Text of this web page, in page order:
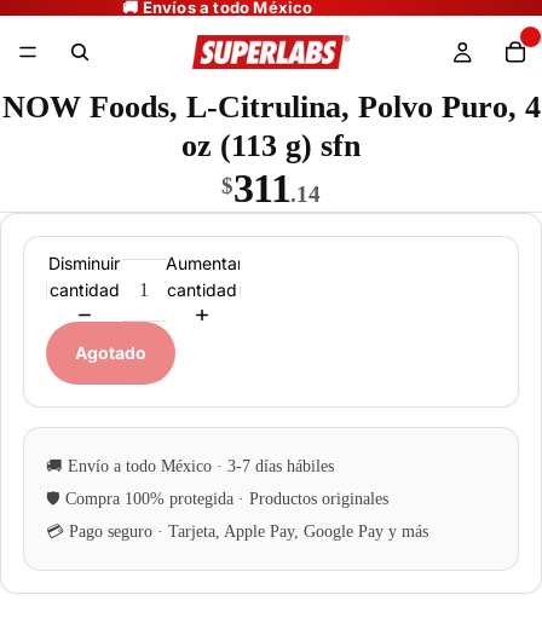
NOW Foods, L-Citrulina, Polvo Puro, 4
oz (113 g) sfn
$311.14
Disminuir
cantidad
Aumentar
cantidad
Agotado